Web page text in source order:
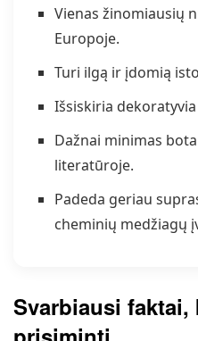
Vienas žinomiausių
Europoje.
Turi ilgą ir įdomią
Išsiskiria dekoratyvia
Dažnai minimas
literatūroje.
Padeda geriau
cheminių medžiagų
Svarbiausi